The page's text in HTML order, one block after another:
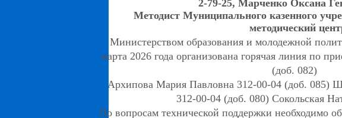
2-79-25, Марченко Оксана
Методист Муниципального казенного
методический
Министерством образования и молодежной
марта 2026 года организована горячая линия по
(доб. 082)
Архипова Мария Павловна 312-00-04 (доб. 085)
312-00-04 (доб. 080) Сокольская
По вопросам технической поддержки необходимо